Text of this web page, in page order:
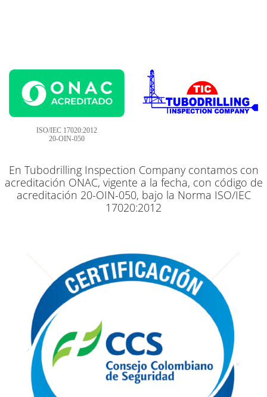
ISO/IEC 17020:2012
20-OIN-050
En Tubodrilling Inspection Company contamos con
acreditación ONAC, vigente a la fecha, con código de
acreditación 20-OIN-050, bajo la Norma ISO/IEC
17020:2012